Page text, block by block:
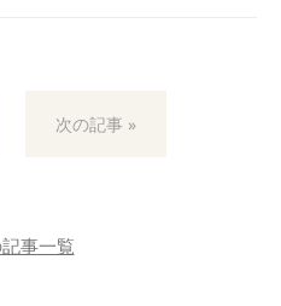
次の記事 »
事一覧